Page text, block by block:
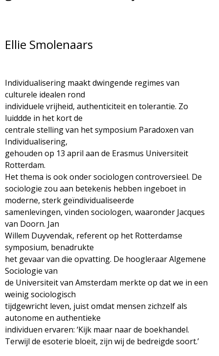
o
o
g
i
e
M
a
g
a
z
i
n
e
e
u
Ellie Smolenaars
Individualisering maakt dwingende regimes van
culturele idealen rond
individuele vrijheid, authenticiteit en tolerantie. Zo
luiddde in het kort de
centrale stelling van het symposium Paradoxen van
Individualisering,
gehouden op 13 april aan de Erasmus Universiteit
Rotterdam.
Het thema is ook onder sociologen controversieel. De
sociologie zou aan betekenis hebben ingeboet in
moderne, sterk geïndividualiseerde
samenlevingen, vinden sociologen, waaronder Jacques
van Doorn. Jan
Willem Duyvendak, referent op het Rotterdamse
symposium, benadrukte
het gevaar van die opvatting. De hoogleraar Algemene
Sociologie van
de Universiteit van Amsterdam merkte op dat we in een
weinig sociologisch
tijdgewricht leven, juist omdat mensen zichzelf als
autonome en authentieke
individuen ervaren: ‘Kijk maar naar de boekhandel.
Terwijl de esoterie bloeit, zijn wij de bedreigde soort.’